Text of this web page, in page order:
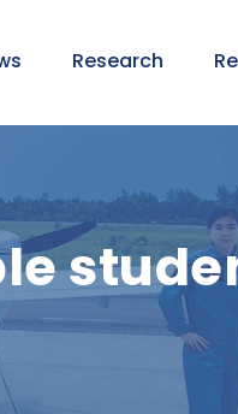
Research